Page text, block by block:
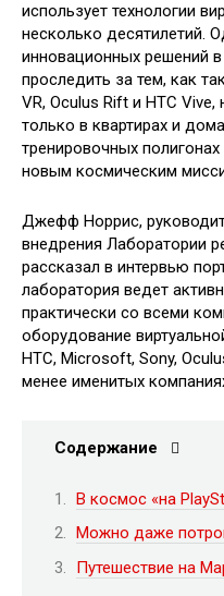
использует технологии
несколько десятилетий.
инновационных решений
проследить за тем, как
VR, Oculus Rift и HTC Vive,
только в квартирах и
тренировочных
новым космическим
Джефф Норрис,
внедрения Лаборатории
рассказал в интервью
лаборатория ведет
практически со всеми
оборудование
HTC, Microsoft, Sony,
менее именитых
Содержание
В космос «на
Можно даже
Путешествие на